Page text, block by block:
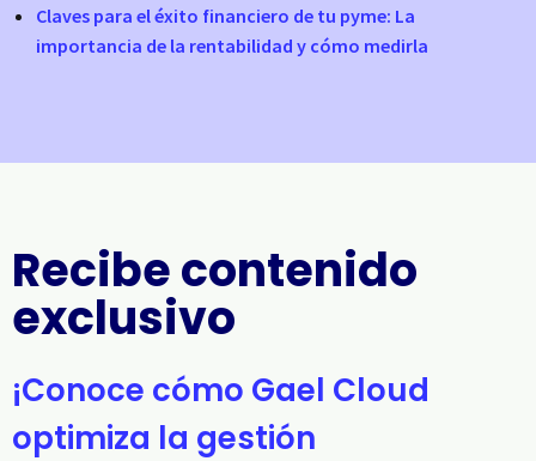
Claves para el éxito financiero de tu pyme: La
importancia de la rentabilidad y cómo medirla
Recibe contenido
exclusivo
¡Conoce cómo Gael Cloud
optimiza la gestión